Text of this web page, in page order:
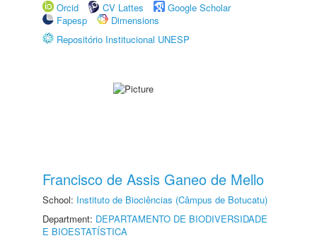
Orcid
CV Lattes
Google Scholar
Fapesp
Dimensions
Repositório Institucional UNESP
Francisco de Assis Ganeo de Mello
School: Instituto de Biociências (Câmpus de Botucatu)
Department: DEPARTAMENTO DE BIODIVERSIDADE
E BIOESTATÍSTICA